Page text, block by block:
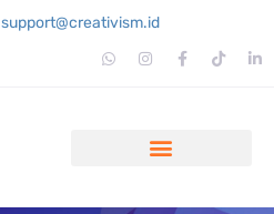
support@creativism.id